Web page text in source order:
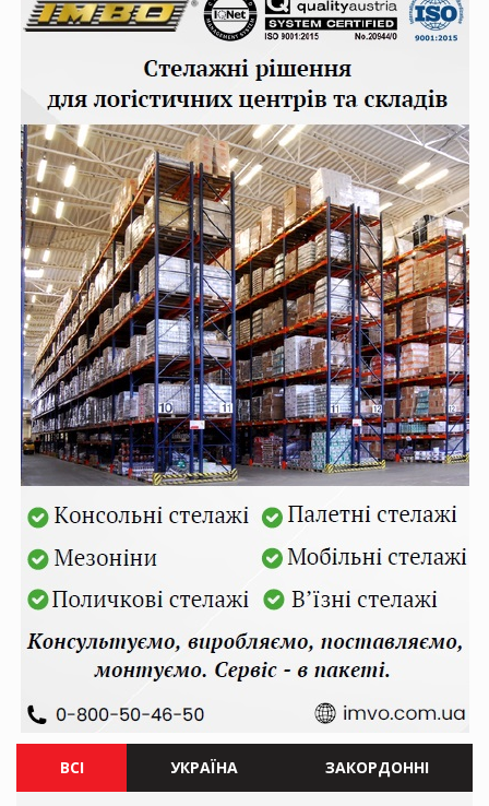
ВСІ УКРАЇНА ЗАКОРДОННІ